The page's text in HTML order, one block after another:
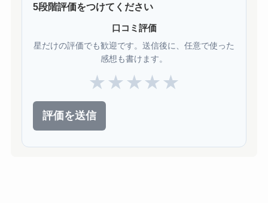
5段階評価をつけてください
口コミ評価
星だけの評価でも歓迎です。送信後に、任意で使った
感想も書けます。
★
★
★
★
★
評価を送信